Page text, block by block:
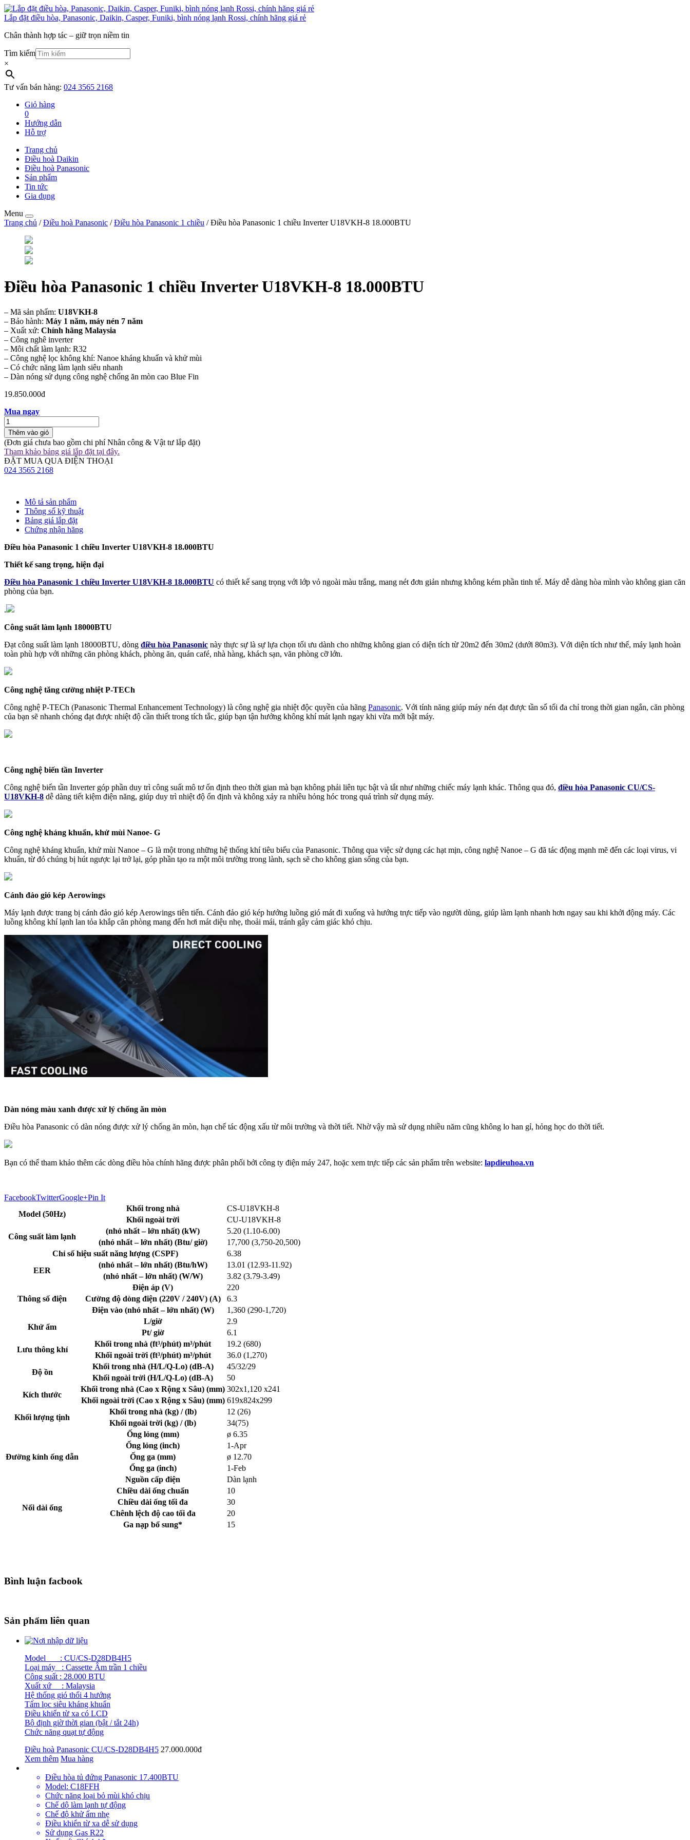
Lắp đặt điều hòa, Panasonic, Daikin, Casper, Funiki, bình nóng lạnh Rossi, chính hãng giá rẻ
Chân thành hợp tác – giữ trọn niềm tin
Tìm kiếm
×
Tư vấn bán hàng: 024 3565 2168
Giỏ hàng
0
Hướng dẫn
Hỗ trợ
Trang chủ
Điều hoà Daikin
Điều hoà Panasonic
Sản phẩm
Tin tức
Gia dụng
Menu
Trang chủ /Điều hoà Panasonic /Điều hòa Panasonic 1 chiều / Điều hòa Panasonic 1 chiều Inverter U18VKH-8 18.000BTU
Điều hòa Panasonic 1 chiều Inverter U18VKH-8 18.000BTU
– Mã sản phẩm: U18VKH-8
– Bảo hành: Máy 1 năm, máy nén 7 năm
– Xuất xứ: Chính hãng Malaysia
– Công nghê inverter
– Môi chất làm lạnh: R32
– Công nghệ lọc không khí: Nanoe kháng khuẩn và khử mùi
– Có chức năng làm lạnh siêu nhanh
– Dàn nóng sử dụng công nghệ chống ăn mòn cao Blue Fin
19.850.000đ
Mua ngay
Thêm vào giỏ
(Đơn giá chưa bao gồm chi phí Nhân công & Vật tư lắp đặt)
Tham khảo bảng giá lắp đặt tại đây.
ĐẶT MUA QUA ĐIỆN THOẠI
024 3565 2168
Mô tả sản phẩm
Thông số kỹ thuật
Bảng giá lắp đặt
Chứng nhận hãng
Điều hòa Panasonic 1 chiều Inverter U18VKH-8 18.000BTU
Thiết kế sang trọng, hiện đại
Điều hòa Panasonic 1 chiều Inverter U18VKH-8 18.000BTU có thiết kế sang trọng với lớp vỏ ngoài màu trắng, mang nét đơn giản nhưng không kém phần tinh tế. Máy dễ dàng hòa mình vào không gian căn
phòng của bạn.
.
Công suất làm lạnh 18000BTU
Đạt công suất làm lạnh 18000BTU, dòng điều hòa Panasonic này thực sự là sự lựa chọn tối ưu dành cho những không gian có diện tích từ 20m2 đến 30m2 (dưới 80m3). Với diện tích như thế, máy lạnh hoàn
toàn phù hợp với những căn phòng khách, phòng ăn, quán café, nhà hàng, khách sạn, văn phòng cỡ lớn.
Công nghệ tăng cường nhiệt P-TECh
Công nghệ P-TECh (Panasonic Thermal Enhancement Technology) là công nghệ gia nhiệt độc quyền của hãng Panasonic. Với tính năng giúp máy nén đạt được tần số tối đa chỉ trong thời gian ngắn, căn phòng
của bạn sẽ nhanh chóng đạt được nhiệt độ cần thiết trong tích tắc, giúp bạn tận hưởng không khí mát lạnh ngay khi vừa mới bật máy.
Công nghệ biến tần Inverter
Công nghệ biến tần Inverter góp phần duy trì công suất mô tơ ổn định theo thời gian mà bạn không phải liên tục bật và tắt như những chiếc máy lạnh khác. Thông qua đó, điều hòa Panasonic CU/CS-
U18VKH-8 dễ dàng tiết kiệm điện năng, giúp duy trì nhiệt độ ổn định và không xảy ra nhiều hỏng hóc trong quá trình sử dụng máy.
Công nghệ kháng khuẩn, khử mùi Nanoe- G
Công nghệ kháng khuẩn, khử mùi Nanoe – G là một trong những hệ thống khí tiêu biểu của Panasonic. Thông qua việc sử dụng các hạt mịn, công nghệ Nanoe – G đã tác động mạnh mẽ đến các loại virus, vi
khuẩn, từ đó chúng bị hút ngược lại trở lại, góp phần tạo ra một môi trường trong lành, sạch sẽ cho không gian sống của bạn.
Cánh đảo gió kép Aerowings
Máy lạnh được trang bị cánh đảo gió kép Aerowings tiên tiến. Cánh đảo gió kép hướng luồng gió mát đi xuống và hướng trực tiếp vào người dùng, giúp làm lạnh nhanh hơn ngay sau khi khởi động máy. Các
luồng không khí lạnh lan tỏa khắp căn phòng mang đến hơi mát diệu nhẹ, thoải mái, tránh gây cảm giác khó chịu.
Dàn nóng màu xanh được xử lý chống ăn mòn
Điều hòa Panasonic có dàn nóng được xử lý chống ăn mòn, hạn chế tác động xấu từ môi trường và thời tiết. Nhờ vậy mà sử dụng nhiều năm cũng không lo han gỉ, hỏng học do thời tiết.
Bạn có thể tham khảo thêm các dòng điều hòa chính hãng được phân phối bởi công ty điện máy 247, hoặc xem trực tiếp các sản phẩm trên website: lapdieuhoa.vn
FacebookTwitterGoogle+Pin It
Model (50Hz)
Khối trong nhà
CS-U18VKH-8
Khối ngoài trời
CU-U18VKH-8
Công suất làm lạnh
(nhỏ nhất – lớn nhất) (kW)
5.20 (1.10-6.00)
(nhỏ nhất – lớn nhất) (Btu/ giờ)
17,700 (3,750-20,500)
Chỉ số hiệu suất năng lượng (CSPF)
6.38
EER
(nhỏ nhất – lớn nhất) (Btu/hW)
13.01 (12.93-11.92)
(nhỏ nhất – lớn nhất) (W/W)
3.82 (3.79-3.49)
Thông số điện
Điện áp (V)
220
Cường độ dòng điện (220V / 240V) (A)
6.3
Điện vào (nhỏ nhất – lớn nhất) (W)
1,360 (290-1,720)
Khử ẩm
L/giờ
2.9
Pt/ giờ
6.1
Lưu thông khí
Khối trong nhà (ft³/phút) m³/phút
19.2 (680)
Khối ngoài trời (ft³/phút) m³/phút
36.0 (1,270)
Độ ồn
Khối trong nhà (H/L/Q-Lo) (dB-A)
45/32/29
Khối ngoài trời (H/L/Q-Lo) (dB-A)
50
Kích thước
Khối trong nhà (Cao x Rộng x Sâu) (mm) 302x1,120 x241
Khối ngoài trời (Cao x Rộng x Sâu) (mm) 619x824x299
Khối lượng tịnh
Khối trong nhà (kg) / (lb)
12 (26)
Khối ngoài trời (kg) / (lb)
34(75)
Đường kính ống dẫn
Ống lỏng (mm)
ø 6.35
Ống lỏng (inch)
1-Apr
Ống ga (mm)
ø 12.70
Ống ga (inch)
1-Feb
Nguồn cấp điện
Dàn lạnh
Nối dài ống
Chiều dài ống chuẩn
10
Chiều dài ống tối đa
30
Chênh lệch độ cao tối đa
20
Ga nạp bổ sung*
15
Bình luận facbook
Sản phẩm liên quan
Model : CU/CS-D28DB4H5
Loại máy : Cassette Âm trần 1 chiều
Công suất : 28.000 BTU
Xuất xứ : Malaysia
Hệ thống gió thổi 4 hướng
Tấm lọc siêu kháng khuẩn
Điều khiển từ xa có LCD
Bộ định giờ thời gian (bật / tắt 24h)
Chức năng quạt tự động
Điều hoà Panasonic CU/CS-D28DB4H5 27.000.000đ
Xem thêm Mua hàng
Điều hòa tủ đứng Panasonic 17.400BTU
Model: C18FFH
Chức năng loại bỏ mùi khó chịu
Chế dộ làm lạnh tự động
Chế độ khử ấm nhẹ
Điều khiển từ xa dễ sử dụng
Sử dụng Gas R22